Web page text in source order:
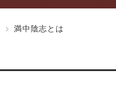
満中陰志とは